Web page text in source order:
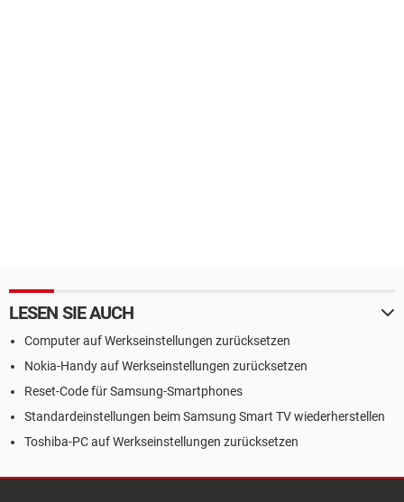
LESEN SIE AUCH
Computer auf Werkseinstellungen zurücksetzen
Nokia-Handy auf Werkseinstellungen zurücksetzen
Reset-Code für Samsung-Smartphones
Standardeinstellungen beim Samsung Smart TV wiederherstellen
Toshiba-PC auf Werkseinstellungen zurücksetzen